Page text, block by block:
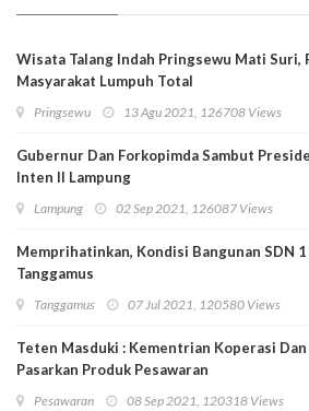
Wisata Talang Indah Pringsewu Mati Suri,
Masyarakat Lumpuh Total
Pringsewu 13 Agu 2021, 126708 Views
Gubernur Dan Forkopimda Sambut
Inten II Lampung
Lampung 02 Sep 2021, 126087 Views
Memprihatinkan, Kondisi Bangunan SDN
Tanggamus
Tanggamus 07 Jul 2021, 120580 Views
Teten Masduki : Kementrian Koperasi
Pasarkan Produk Pesawaran
Pesawaran 08 Sep 2021, 120318 Views